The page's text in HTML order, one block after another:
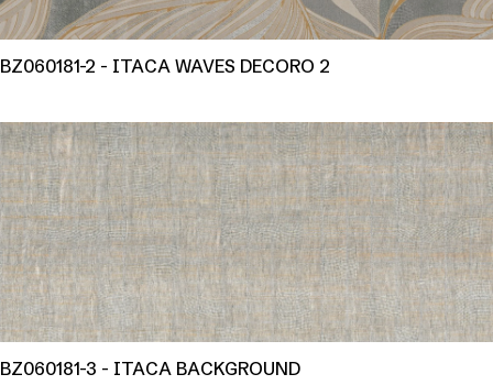
BZ060181-2 - ITACA WAVES DECORO 2
BZ060181-3 - ITACA BACKGROUND